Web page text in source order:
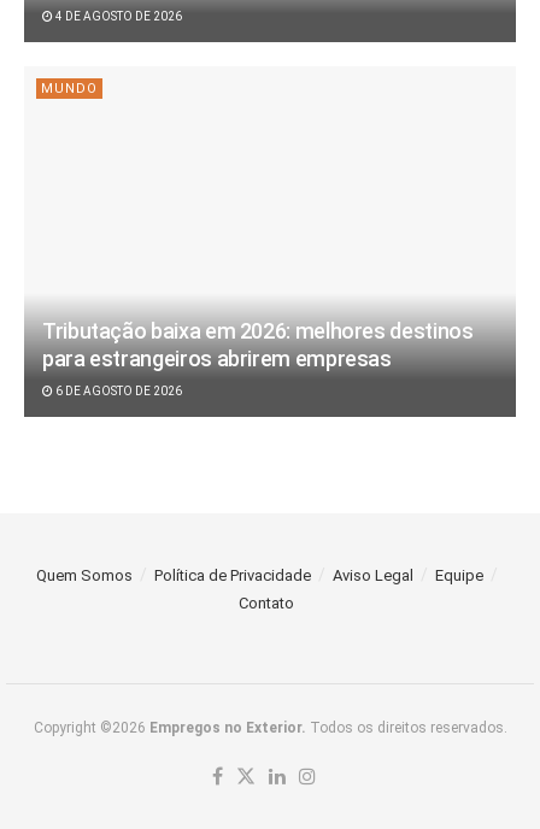
4 DE AGOSTO DE 2026
MUNDO
Tributação baixa em 2026: melhores destinos
para estrangeiros abrirem empresas
6 DE AGOSTO DE 2026
Quem Somos Política de Privacidade Aviso Legal
Equipe
Contato
Copyright ©2026 Empregos no Exterior. Todos os direitos reservados.